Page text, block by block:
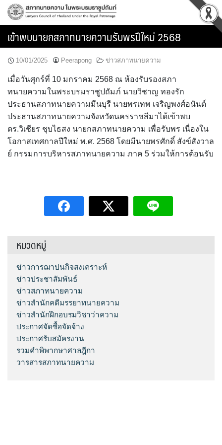
Skip
content
เข้าพบนายกสภาทนายความรับพรปีใหม่ 2568
10/01/2025 Peerapong ข่าวสภาทนายความ
เมื่อวันศุกร์ที่ 10 มกราคม 2568 ณ ห้องรับรองสภา
ทนายความในพระบรมราชูปถัมภ์ นายวิชาญ ทองรัก
ประธานสภาทนายความมีนบุรี นายพรเทพ เจริญพงศ์อนันต์
ประธานสภาทนายความจังหวัดนครราชสีมาได้เข้าพบ
ดร.วิเชียร ชุบไธสง นายกสภาทนายความ เพื่อรับพร เนื่องใน
โอกาสเทศกาลปีใหม่ พ.ศ. 2568 โดยมีนายพรศักดิ์ สังข์สังวาล
ย์ กรรมการบริหารสภาทนายความ ภาค 5 ร่วมให้การต้อนรับ
หมวดหมู่
ข่าวการฌาปนกิจสงเคราะห์
ข่าวประชาสัมพันธ์
ข่าวสภาทนายความ
ข่าวสำนักคดีมรรยาทนายความ
ข่าวสำนักฝึกอบรมวิชาว่าความ
ประกาศจัดซื้อจัดจ้าง
ประกาศรับสมัครงาน
รวมคำพิพากษาศาลฎีกา
วารสารสภาทนายความ